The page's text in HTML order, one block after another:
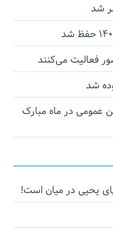
شد
عمومی در ماه مبارک
یحیی در میان است!